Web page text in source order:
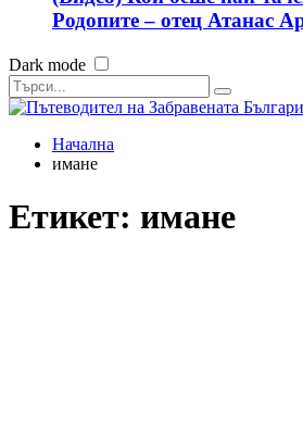
Родопите – отец Атанас
Dark mode
Начална
имане
Етикет: имане